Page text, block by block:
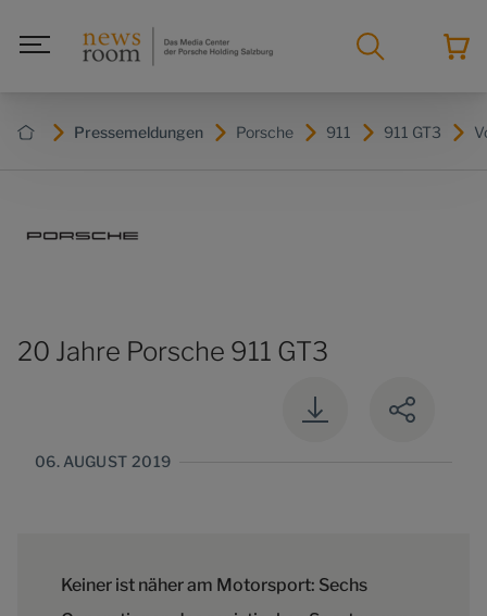
Pressemeldungen Porsche 911 911 GT3
20 Jahre Porsche 911 GT3
06. AUGUST 2019
Keiner ist näher am Motorsport: Sechs